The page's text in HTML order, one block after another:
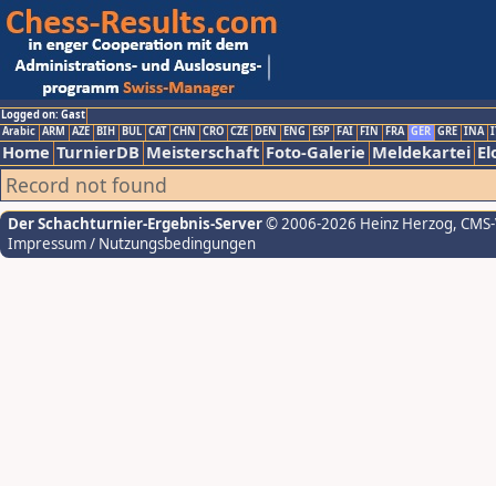
Logged on: Gast
Arabic ARM AZE BIH BUL CAT CHN CRO CZE DEN ENG ESP FAI FIN FRA GER GRE INA
Home TurnierDB Meisterschaft Foto-Galerie Meldekartei
Record not found
Der Schachturnier-Ergebnis-Server© 2006-2026 Heinz Herzog,
Impressum / Nutzungsbedingungen